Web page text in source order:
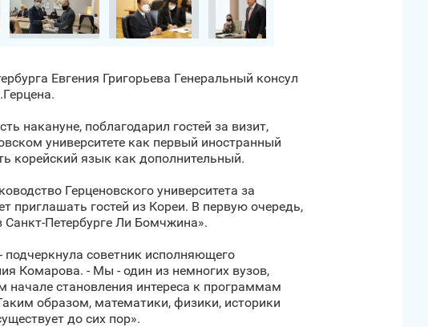
Евгения Григорьева Генеральный консул
накануне, поблагодарил гостей за визит,
университете как первый иностранный
корейский язык как дополнительный.
Герценовского университета за
приглашать гостей из Кореи. В первую очередь,
Ли Бомчжина».
советник исполняющего
Комарова. - Мы - один из немногих вузов,
начале становления интереса к программам
образом, математики, физики, историки
до сих пор».